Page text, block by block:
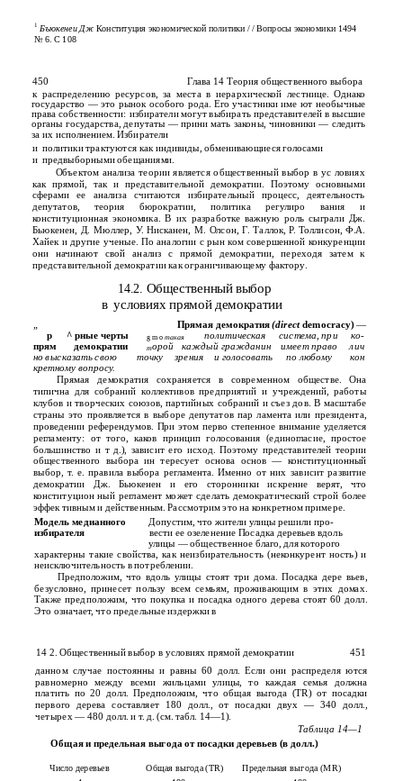
1 Бъюкенеи ДжКонституция экономической политики / / Вопросы экономики 1494
№ 6. С 108
450
Глава 14 Теория общественного выбора
к распределению ресурсов, за места в иерархической лестнице. Однако
государство — это рынок особого рода. Его участники име­ ют необычные
права собственности: избиратели могут выбирать представителей в высшие
органы государства, депутаты — прини­ мать законы, чиновники — следить
за их исполнением. Избиратели
и политики трактуются как индивиды, обменивающиеся голосами
и предвыборными обещаниями.
Объектом анализа теории является общественный выбор в ус­ ловиях
как прямой, так и представительной демократии. Поэтому основными
сферами ее анализа считаются избирательный процесс, деятельность
депутатов, теория бюрократии, политика регулиро­ вания и
конституционная экономика. В их разработке важную роль сыграли Дж.
Бьюкенен, Д. Мюллер, У. Нисканен, М. Олсон, Г. Таллок, Р. Толлисон, Ф.А.
Хайек и другие ученые. По аналогии с рын­ ком совершенной конкуренции
они начинают свой анализ с прямой демократии, переходя затем к
представительной демократии как ограничивающему фактору.
14.2. Общественный выбор
в условиях прямой демократии
„ Прямая демократия(directdemocracy)—
р
^ рные черты g m o такая политическая система, при
ко-
прям
демократии торой каждый гражданин имеет право
лич­
но высказать свою
точку зрения и голосовать по любому кон­
кретному вопросу.
Прямая демократия сохраняется в современном обществе. Она
типична для собраний коллективов предприятий и учреждений, работы
клубов и творческих союзов, партийных собраний и съез­ дов. В масштабе
страны это проявляется в выборе депутатов пар­ ламента или президента,
проведении референдумов. При этом перво­ степенное внимание уделяется
регламенту: от того, каков принцип голосования (единогласие, простое
большинство и т д.), зависит его исход. Поэтому представителей теории
общественного выбора ин­ тересует основа основ — конституционный
выбор, т. е. правила выбора регламента. Именно от них зависит развитие
демократии Дж. Бьюкенен и его сторонники искренне верят, что
конституцион­ ный регламент может сделать демократический строй более
эффек­ тивным и действенным. Рассмотрим это на конкретном примере.
Модель медианного
Допустим, что жители улицы решили про-
избирателя
вести ее озеленение Посадка деревьев вдоль
улицы — общественное благо, для которого
характерны такие свойства, как неизбирательность (неконкурент­ ность) и
неисключительность в потреблении.
Предположим, что вдоль улицы стоят три дома. Посадка дере­ вьев,
безусловно, принесет пользу всем семьям, проживающим в этих домах.
Также предположим, что покупка и посадка одного дерева стоят 60 долл.
Это означает, что предельные издержки в
14 2. Общественный выбор в условиях прямой демократии 451
данном случае постоянны и равны 60 долл. Если они распределя­ ются
равномерно между всеми жильцами улицы, то каждая семья должна
платить по 20 долл. Предположим, что общая выгода (TR) от посадки
первого дерева составляет 180 долл., от посадки двух — 340 долл.,
четырех — 480 долл. и т. д. (см. табл. 14—1).
Таблица 14—1
Общая и предельная выгода от посадки деревьев (в долл.)
Число деревьев Общая выгода (TR)
Предельная выгода (MR)